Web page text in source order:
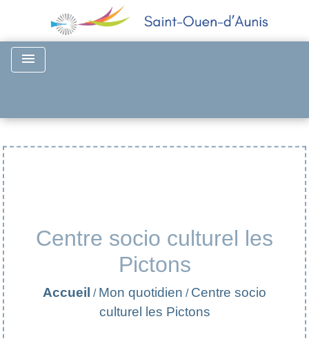
menu
Centre socio culturel les
Pictons
Accueil / Mon quotidien / Centre socio
culturel les Pictons